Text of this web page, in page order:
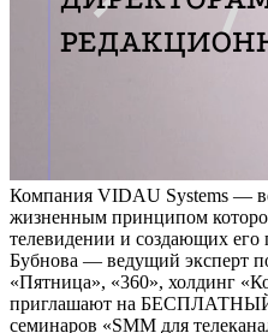
Компания VIDAU Systems —
жизненным принципом
телевидении и создающих
Бубнова — ведущий эксперт
«Пятница», «360», холдинг
приглашают на БЕСПЛАТНЫЙ
семинаров «SMM для